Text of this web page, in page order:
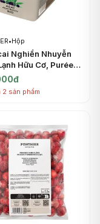
•Hộp
Nghiền Nhuyễn
Hữu Cơ, Purée
Frozen Acai Berry,
(1kg) - PONTHIER
sản phẩm